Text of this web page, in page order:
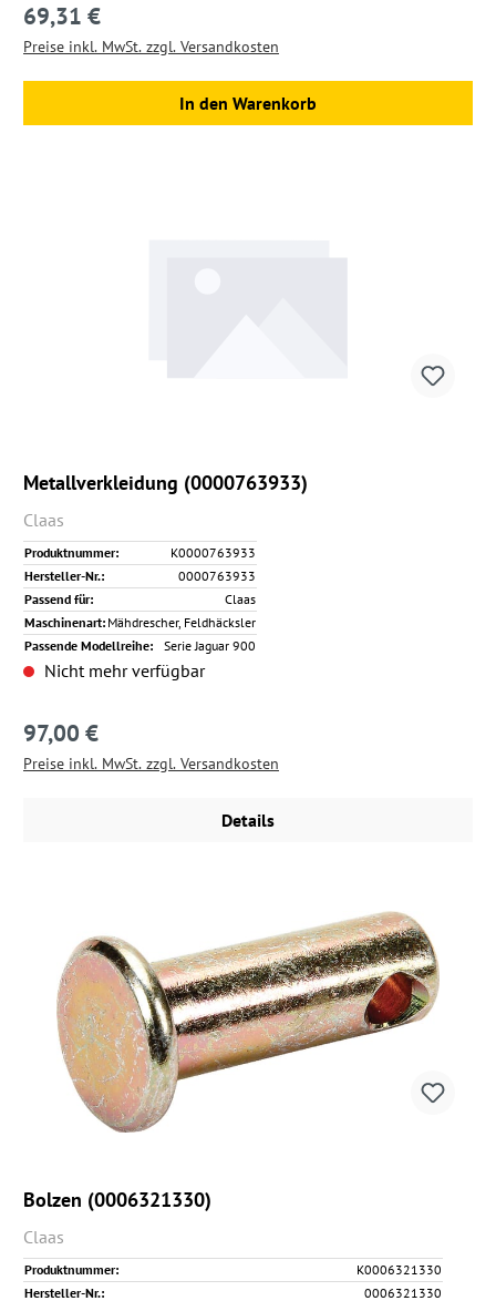
Regulärer Preis:
69,31 €
Preise inkl. MwSt. zzgl. Versandkosten
In den Warenkorb
Metallverkleidung (0000763933)
Claas
Produktnummer:
K0000763933
Hersteller-Nr.:
0000763933
Passend für:
Claas
Maschinenart: Mähdrescher, Feldhäcksler
Passende Modellreihe:
Serie Jaguar 900
Nicht mehr verfügbar
Regulärer Preis:
97,00 €
Preise inkl. MwSt. zzgl. Versandkosten
Details
Bolzen (0006321330)
Claas
Produktnummer:
K0006321330
Hersteller-Nr.:
0006321330